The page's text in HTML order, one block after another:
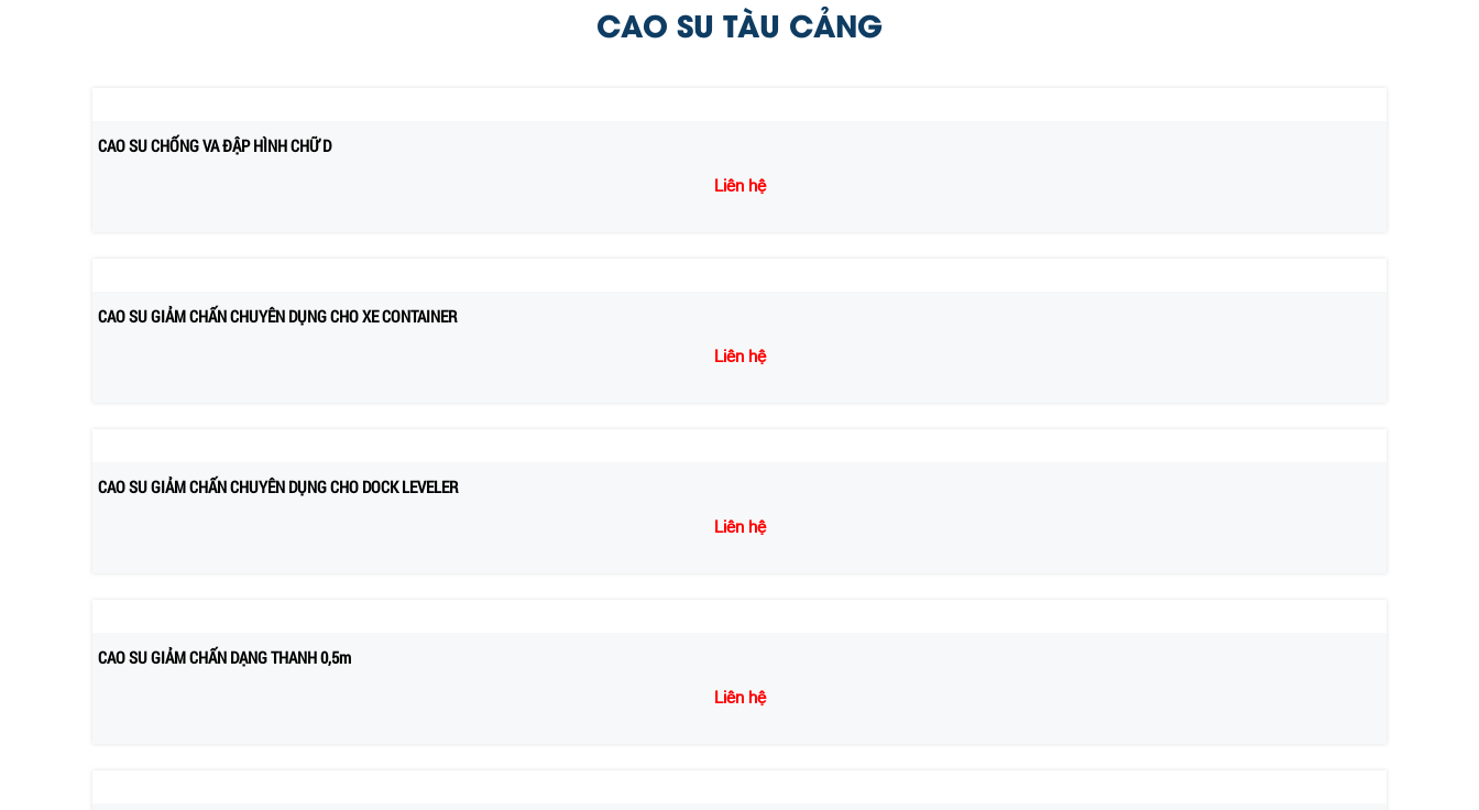
CAO SU TÀU CẢNG
CAO SU CHỐNG VA ĐẬP HÌNH CHỮ D
Liên hệ
CAO SU GIẢM CHẤN CHUYÊN DỤNG CHO XE CONTAINER
Liên hệ
CAO SU GIẢM CHẤN CHUYÊN DỤNG CHO DOCK LEVELER
Liên hệ
CAO SU GIẢM CHẤN DẠNG THANH 0,5m
Liên hệ